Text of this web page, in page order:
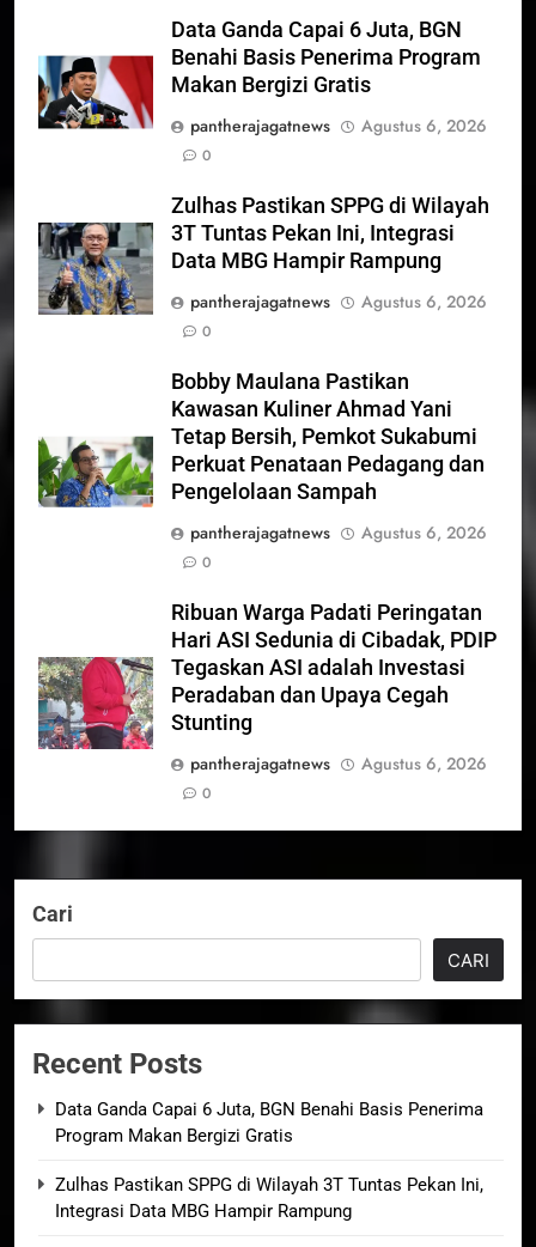
Data Ganda Capai 6 Juta, BGN
Benahi Basis Penerima Program
Makan Bergizi Gratis
pantherajagatnews
Agustus 6, 2026
0
Zulhas Pastikan SPPG di Wilayah
3T Tuntas Pekan Ini, Integrasi
Data MBG Hampir Rampung
pantherajagatnews
Agustus 6, 2026
0
Bobby Maulana Pastikan
Kawasan Kuliner Ahmad Yani
Tetap Bersih, Pemkot Sukabumi
Perkuat Penataan Pedagang dan
Pengelolaan Sampah
pantherajagatnews
Agustus 6, 2026
0
Ribuan Warga Padati Peringatan
Hari ASI Sedunia di Cibadak, PDIP
Tegaskan ASI adalah Investasi
Peradaban dan Upaya Cegah
Stunting
pantherajagatnews
Agustus 6, 2026
0
Cari
CARI
Recent Posts
Data Ganda Capai 6 Juta, BGN Benahi Basis Penerima
Program Makan Bergizi Gratis
Zulhas Pastikan SPPG di Wilayah 3T Tuntas Pekan Ini,
Integrasi Data MBG Hampir Rampung